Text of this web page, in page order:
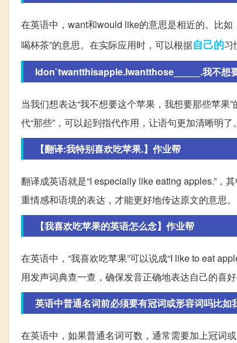
在英语中，want和would like的意思是相近的。比如
喝杯茶”的意思。在实际应用时，可以根据自己的习
Idon`twantthisapple.Iwantthose_____.我不想
当我们想表达“我不想要这个苹果，我想要那些苹果
代“那些”，可以起到指代作用，让语句更加清晰明了。
【翻译:我特别喜欢吃苹果.】作业帮
翻译成英语就是“I especially like eating apples.”，
重情感和语境的表达，才能更好地传达原文的意思。
【我喜欢吃苹果的英语怎么念】作业帮
在英语中，“我喜欢吃苹果”可以说成“I like to eat
用发声词典查一查，确保发音正确地表达自己的喜好
英语中普通名词前必须要有冠词或形容词吗比如
在英语中，如果普通名词可数，通常需要加上冠词